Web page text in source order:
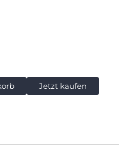
Jetzt kaufen